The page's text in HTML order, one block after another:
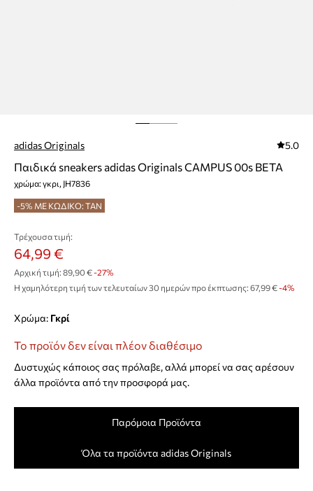
adidas Originals 5.0
Παιδικά sneakers adidas Originals CAMPUS 00s BETA
χρώμα: γκρι, JH7836
-5% ΜΕ ΚΩΔΙΚΟ: TAN
Τρέχουσα τιμή:
64,99 €
Αρχική τιμή: 89,90 €-27%
Η χαμηλότερη τιμή των τελευταίων 30 ημερών προ έκπτωσης: 67,99 € -4%
Χρώμα: γκρί
Το προϊόν δεν είναι πλέον διαθέσιμο
Δυστυχώς κάποιος σας πρόλαβε, αλλά μπορεί να σας αρέσουν
άλλα προϊόντα από την προσφορά μας.
Παρόμοια Προϊόντα
Όλα τα προϊόντα adidas Originals